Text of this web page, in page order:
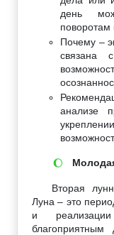
день
поворотам
Почему –
связана
анализе
🌔
Вторая
Луна – это
и